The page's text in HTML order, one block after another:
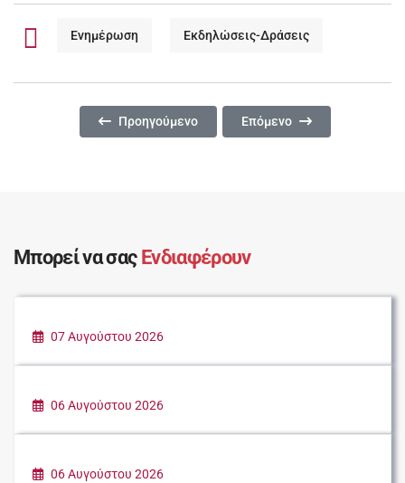
Ενημέρωση Εκδηλώσεις-Δράσεις
Προηγούμενο Άρθρο: 20η ΓΙΟΡΤΗ ΠΑΙΔΙΚΟΥ
Προηγούμενο Επόμενο Άρθρο:
Επόμενο
Μπορεί να σας Ενδιαφέρουν
07 Αυγούστου 2026
06 Αυγούστου 2026
ΤΟΥΣ ΠΛΗΓΕΝΤΕΣ ΣΥΝΑΝΘΡΩΠΟΥΣ ΜΑΣ
06 Αυγούστου 2026